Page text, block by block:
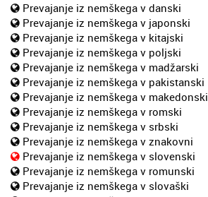
Prevajanje iz nemškega v danski
Prevajanje iz nemškega v japonski
Prevajanje iz nemškega v kitajski
Prevajanje iz nemškega v poljski
Prevajanje iz nemškega v madžarski
Prevajanje iz nemškega v pakistanski
Prevajanje iz nemškega v makedonski
Prevajanje iz nemškega v romski
Prevajanje iz nemškega v srbski
Prevajanje iz nemškega v znakovni
Prevajanje iz nemškega v slovenski
Prevajanje iz nemškega v romunski
Prevajanje iz nemškega v slovaški